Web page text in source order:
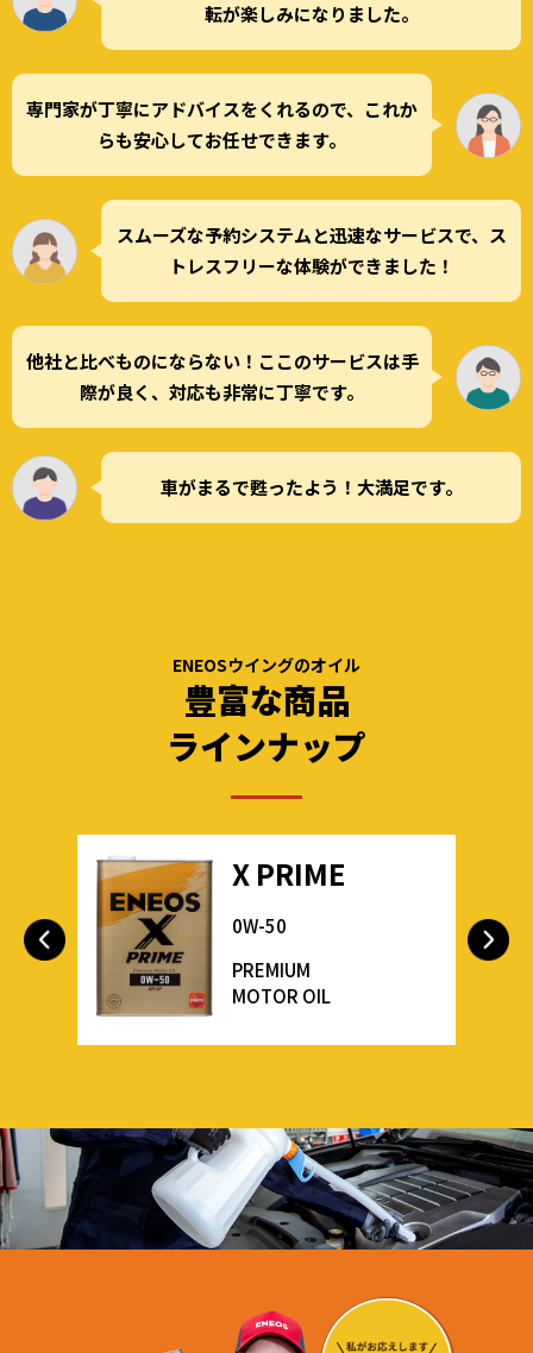
転が楽しみになりました。
専門家が丁寧にアドバイスをくれるので、これか
らも安心してお任せできます。
スムーズな予約システムと迅速なサービスで、ス
トレスフリーな体験ができました！
他社と比べものにならない！ここのサービスは手
際が良く、対応も非常に丁寧です。
車がまるで甦ったよう！大満足です。
ENEOSウイングのオイル
豊富な商品
ラインナップ
X PRIME
0W-50
PREMIUM
MOTOR OIL